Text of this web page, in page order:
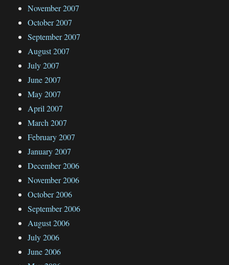
November 2007
October 2007
September 2007
August 2007
July 2007
June 2007
May 2007
April 2007
March 2007
February 2007
January 2007
December 2006
November 2006
October 2006
September 2006
August 2006
July 2006
June 2006